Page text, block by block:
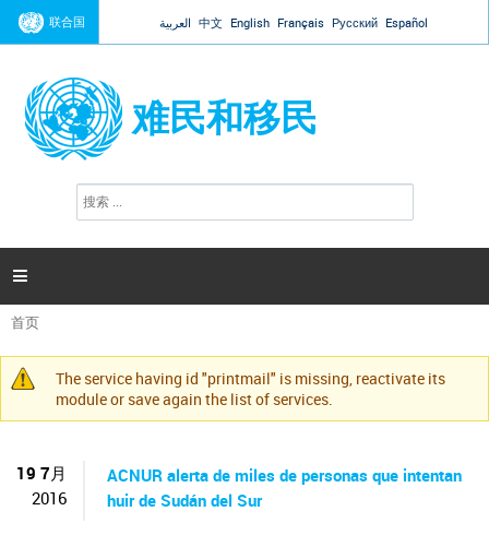
Jump to navigation
联合国 العربية 中文 English Français Русский Español
难民和移民
搜
索

你
在
这
首页
警
告
息
The service having id "printmail" is missing, reactivate its
module or save again the list of services.
19 7月
2016
ACNUR alerta de miles de personas que intentan
huir de Sudán del Sur